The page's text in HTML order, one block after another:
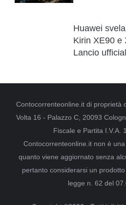
Huawei
Kirin XE90 e
Lancio
Contocorrenteonline.it di proprietà
Volta 16 - Palazzo C, 20093
Fiscale e Partita I.V.A.
Contocorrenteonline.it non è
quanto viene aggiornato senza
pertanto considerarsi un
legge n. 62 del